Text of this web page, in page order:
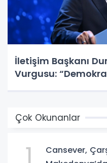
İletişim Başkanı
Vurgusu:
Çok Okunanlar
Cansever,